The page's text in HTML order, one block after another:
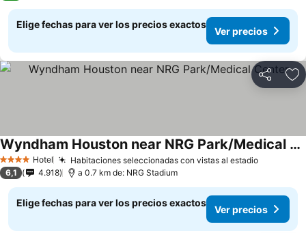
Elige fechas para ver los precios exactos
Ver precios
Compartir
4 EstrellasHotel Habitaciones seleccionadas con vistas al estadioVer
Wyndham Houston near NRG Park/Medical Center
Ver precios
6,1 4.918 a 0.7 km de: NRG Stadium
Elige fechas para ver los precios exactos
Ver precios